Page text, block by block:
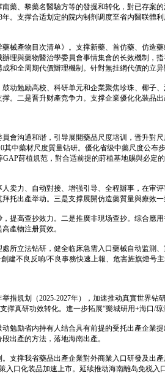
藥、黎藥名醫驗方等的發掘和转化，對已存
。支撑合适划定的院内制剂调度至省内醫联
械產物目次清单》。支撑新藥、首仿藥、仿
理與藥物醫治學委員會事情集會的长效機制
和全周期代價辦理機制。针對無挂網代價的立
动勉励高校、科研单元和企業聚焦珍珠、椰
。二是晋升财產竞争力。支撑企業優化化装品
會沟通和谐，引导展開藥品尺度培训，晋升
中藥材尺度質量钻研。優化省级中藥尺度公
莳植規范，對合适前提的莳植基地赐與必
卖力、自动對接、增强引导、全程辦事，在
出產举动。三是支撑展開仿造藥質量與療效
提高查抄效力。二是推廣非現场查抄。综合
產物注册質效。
所立法钻研，健全临床急需入口藥械自动监
不良反响/不良事務快速上報、危害旌旗燈号
措規划（2025-2027年），加速推动真實世界
真研功效转化。進一步拓展“樂城研用+海口/
勉励省内持有人结合具有前提的受托出產企
出產的方法，落地海南出產。
支撑我省藥品出產企業對外商業入口研發及
入口化装品加速上市。延续推动海南離岛免